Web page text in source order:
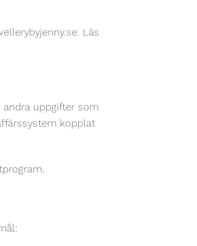
Läs
uppgifter som
kopplat